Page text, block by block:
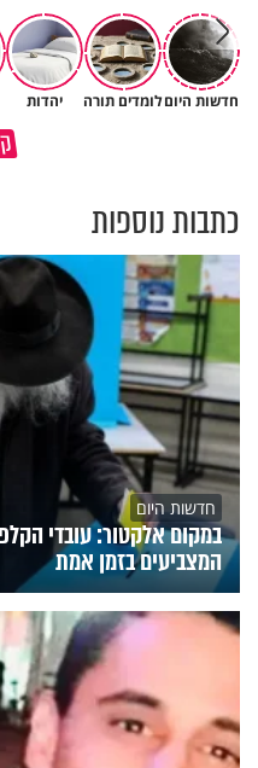
חדשות היוםלומדים תורה יהדות
כתבות נוספות
חדשות היום
במקום אלקטור: עובדי
המצביעים בזמן אמת